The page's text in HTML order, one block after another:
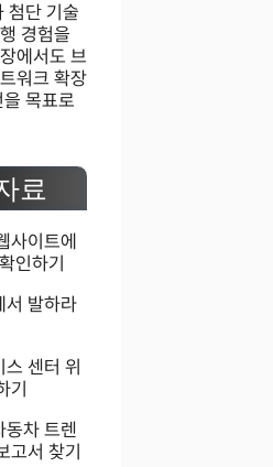
첨단 기술
경험을
에서도 브
워크 확장
목표로
료
사이트에
인하기
서 발하라
센터 위
기
동차 트렌
고서 찾기